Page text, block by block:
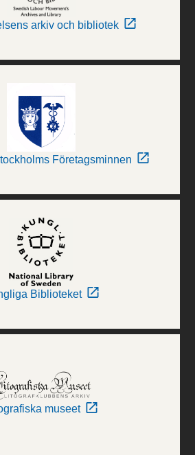
arkiv och bibliotek
Företagsminnen
Biblioteket
museet